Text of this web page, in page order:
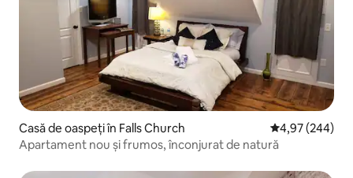
Casă de oaspeți în Falls Church Scor mediu de
4,97 (244)
Apartament nou și frumos, înconjurat de natură